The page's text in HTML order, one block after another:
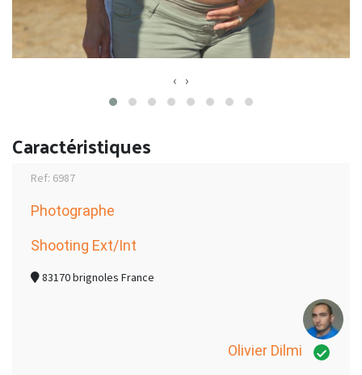
‹ ›
Caractéristiques
Ref: 6987
Photographe
Shooting Ext/Int
83170 brignoles France
Olivier Dilmi